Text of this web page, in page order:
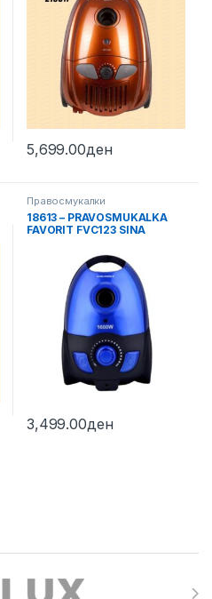
5,699.00ден
Правосмукалки
18613 – PRAVOSMUKALKA
FAVORIT FVC123 SINA
3,499.00ден